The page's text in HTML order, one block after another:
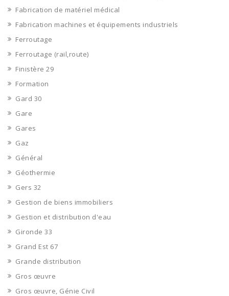
Fabrication de matériel médical
Fabrication machines et équipements industriels
Ferroutage
Ferroutage (rail,route)
Finistère 29
Formation
Gard 30
Gare
Gares
Gaz
Général
Géothermie
Gers 32
Gestion de biens immobiliers
Gestion et distribution d'eau
Gironde 33
Grand Est 67
Grande distribution
Gros œuvre
Gros œuvre, Génie Civil